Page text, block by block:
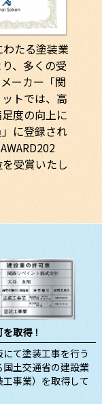
たる塗装業
、多くの受
ーカー「関
トでは、高
度の向上に
に登録され
受賞いたし
取得！
にて塗装工事を行う
国土交通省の建設業
事業）を取得して